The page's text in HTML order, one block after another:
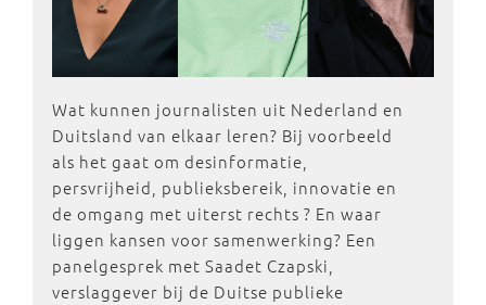
Wat kunnen journalisten uit Nederland en
Duitsland van elkaar leren? Bij voorbeeld
als het gaat om desinformatie,
persvrijheid, publieksbereik, innovatie en
de omgang met uiterst rechts ? En waar
liggen kansen voor samenwerking? Een
panelgesprek met Saadet Czapski,
verslaggever bij de Duitse publieke